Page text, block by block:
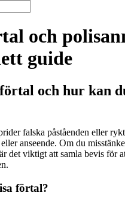
och
guide
och hur kan
falska påståenden eller
anseende. Om du
det viktigt att samla bevis för
förtal?